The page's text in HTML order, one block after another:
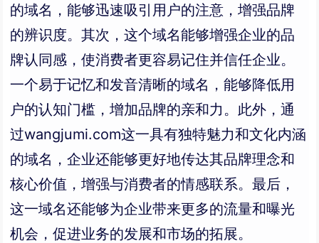
的域名，能够迅速吸引用户的注意，增强品牌
的辨识度。其次，这个域名能够增强企业的品
牌认同感，使消费者更容易记住并信任企业。
一个易于记忆和发音清晰的域名，能够降低用
户的认知门槛，增加品牌的亲和力。此外，通
过wangjumi.com这一具有独特魅力和文化内涵
的域名，企业还能够更好地传达其品牌理念和
核心价值，增强与消费者的情感联系。最后，
这一域名还能够为企业带来更多的流量和曝光
机会，促进业务的发展和市场的拓展。